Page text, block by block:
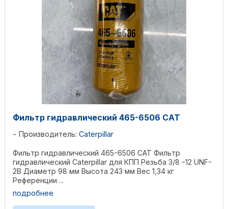
Фильтр гидравлический 465-6506 CAT
Производитель: Caterpillar
Фильтр гидравлический 465-6506 CAT Фильтр
гидравлический Caterpillar для КПП Резьба 3/8 -12 UNF-
2B Диаметр 98 мм Высота 243 мм Вес 1,34 кг
Референции ...
подробнее